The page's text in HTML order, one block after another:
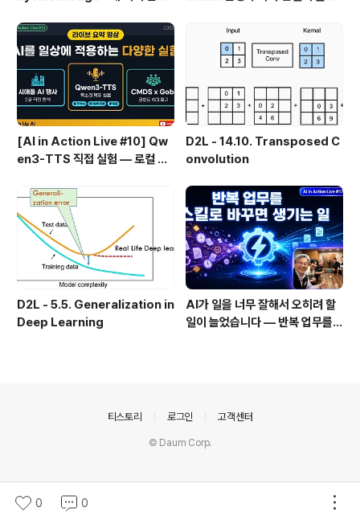
보에서 지식으로의 전환, 🛠️ 지식
관리 실패 패턴과 극복
(Web Clipper)
[AI in Action Live #10] Qw
en3-TTS 직접 실험 — 로컬 설
D2L - 14.10. Transposed C
onvolution
D2L - 5.5. Generalization in
Deep Learning
AI가 일을 너무 잘해서 오히려 할
일이 늘었습니다 — 반복 업무를
0 0
티스토리 로그인 고객센터
© Daum Corp.